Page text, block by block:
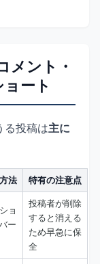
メント・
ート
る投稿は主に
法 特有の注意点
ョ
ー
投稿者が削除
すると消える
ため早急に保
全